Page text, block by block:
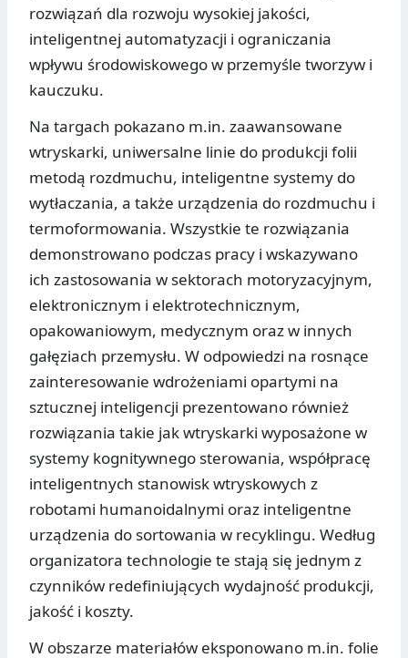
rozwiązań dla rozwoju wysokiej jakości,
inteligentnej automatyzacji i ograniczania
wpływu środowiskowego w przemyśle tworzyw i
kauczuku.
Na targach pokazano m.in. zaawansowane
wtryskarki, uniwersalne linie do produkcji folii
metodą rozdmuchu, inteligentne systemy do
wytłaczania, a także urządzenia do rozdmuchu i
termoformowania. Wszystkie te rozwiązania
demonstrowano podczas pracy i wskazywano
ich zastosowania w sektorach motoryzacyjnym,
elektronicznym i elektrotechnicznym,
opakowaniowym, medycznym oraz w innych
gałęziach przemysłu. W odpowiedzi na rosnące
zainteresowanie wdrożeniami opartymi na
sztucznej inteligencji prezentowano również
rozwiązania takie jak wtryskarki wyposażone w
systemy kognitywnego sterowania, współpracę
inteligentnych stanowisk wtryskowych z
robotami humanoidalnymi oraz inteligentne
urządzenia do sortowania w recyklingu. Według
organizatora technologie te stają się jednym z
czynników redefiniujących wydajność produkcji,
jakość i koszty.
W obszarze materiałów eksponowano m.in. folie